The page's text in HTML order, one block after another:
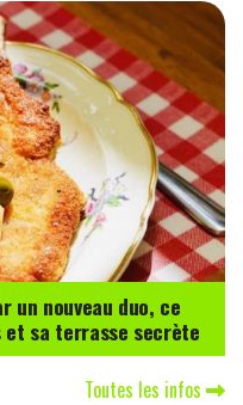
un nouveau duo, ce
et sa terrasse secrète
Toutes les infos